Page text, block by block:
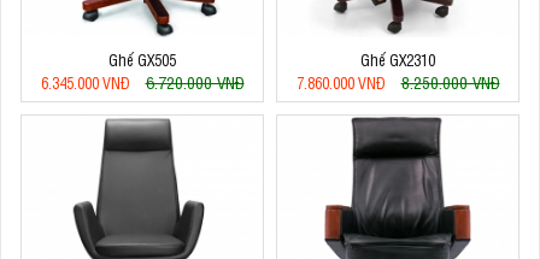
Ghế GX505
6.345.000 VNĐ
6.720.000 VNĐ
Ghế GX2310
7.860.000 VNĐ
8.250.000 VNĐ